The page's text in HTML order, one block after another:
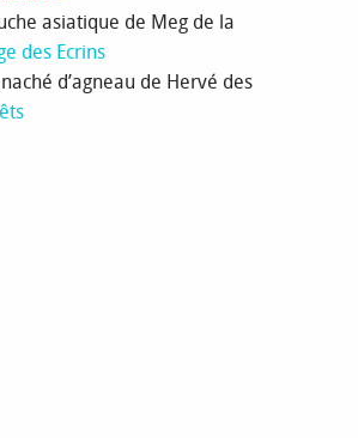
asiatique de Meg de la
des Ecrins
d’agneau de Hervé des